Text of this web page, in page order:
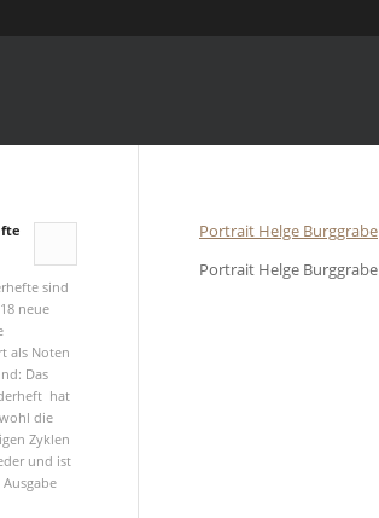
Portrait Helge Burggrabe
Portrait Helge Burggrabe
sind
neue
als Noten
Das
hat
die
Zyklen
und ist